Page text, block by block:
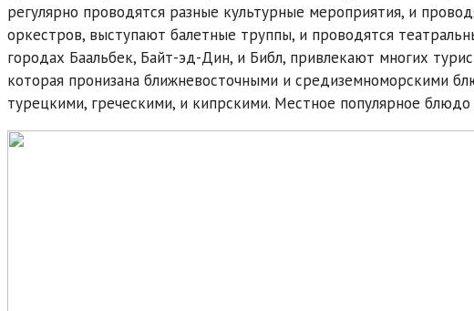
регулярно проводятся разные культурные мероприятия, и
оркестров, выступают балетные труппы, и проводятся
городах Баальбек, Байт-эд-Дин, и Библ, привлекают многих
которая пронизана ближневосточными и средиземноморскими
турецкими, греческими, и кипрскими. Местное популярное